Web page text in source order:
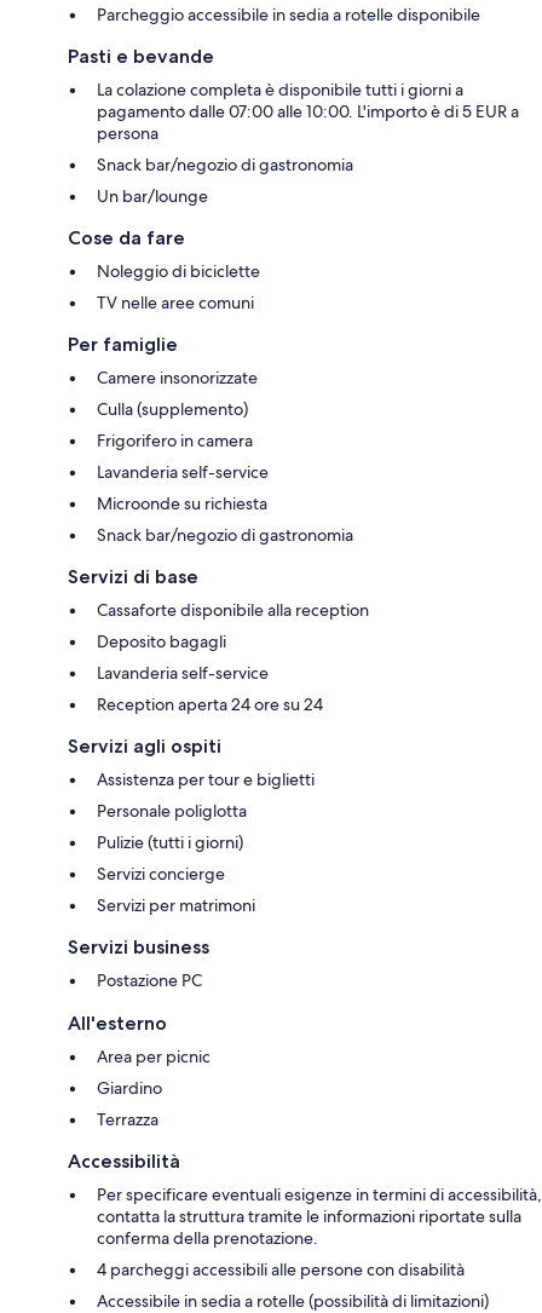
Parcheggio accessibile in sedia a rotelle disponibile
Pasti e bevande
La colazione completa è disponibile tutti i giorni a
pagamento dalle 07:00 alle 10:00. L'importo è di 5 EUR a
persona
Snack bar/negozio di gastronomia
Un bar/lounge
Cose da fare
Noleggio di biciclette
TV nelle aree comuni
Per famiglie
Camere insonorizzate
Culla (supplemento)
Frigorifero in camera
Lavanderia self-service
Microonde su richiesta
Snack bar/negozio di gastronomia
Servizi di base
Cassaforte disponibile alla reception
Deposito bagagli
Lavanderia self-service
Reception aperta 24 ore su 24
Servizi agli ospiti
Assistenza per tour e biglietti
Personale poliglotta
Pulizie (tutti i giorni)
Servizi concierge
Servizi per matrimoni
Servizi business
Postazione PC
All'esterno
Area per picnic
Giardino
Terrazza
Accessibilità
Per specificare eventuali esigenze in termini di accessibilità,
contatta la struttura tramite le informazioni riportate sulla
conferma della prenotazione.
4 parcheggi accessibili alle persone con disabilità
Accessibile in sedia a rotelle (possibilità di limitazioni)